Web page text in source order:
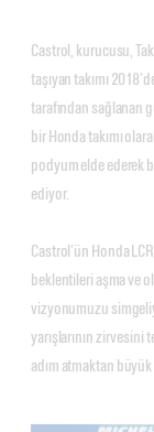
Castrol, kurucusu,
taşıyan takımı
tarafından sağlanan
bir Honda takımı
podyum elde ederek
ediyor.
Castrol’ün Honda
beklentileri aşma ve
vizyonumuzu
yarışlarının zirvesini
adım atmaktan